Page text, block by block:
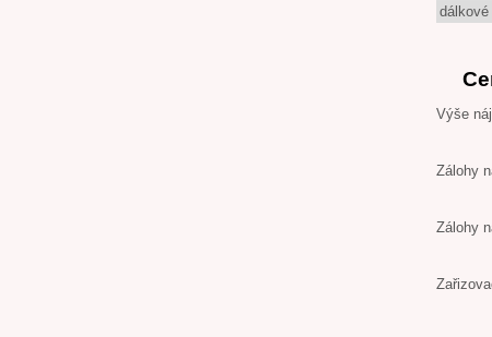
Výše
Zálohy
Zálohy